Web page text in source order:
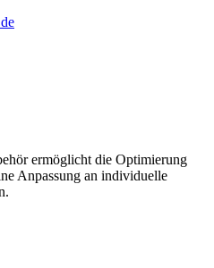
ermöglicht die Optimierung
Anpassung an individuelle